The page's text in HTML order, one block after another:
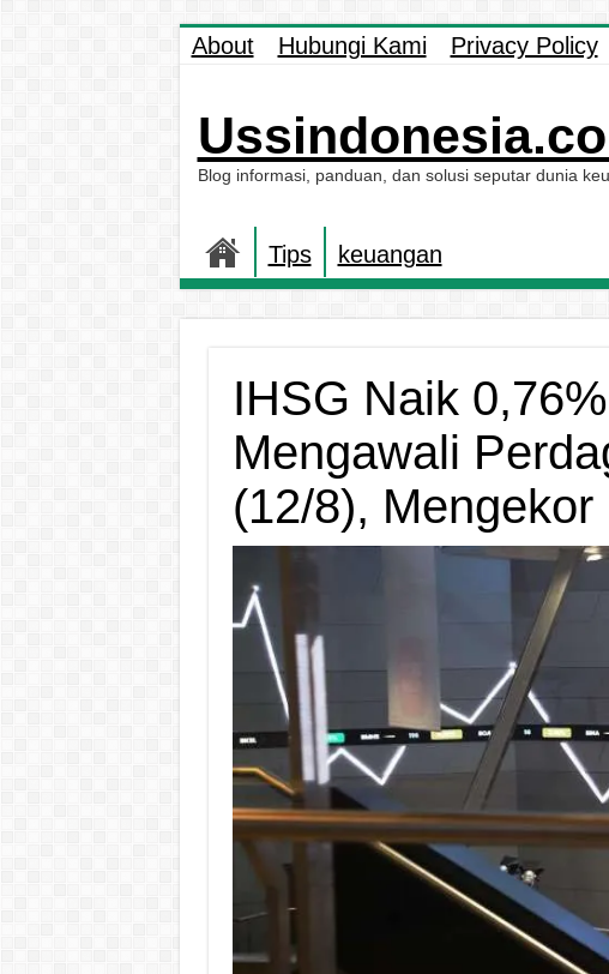
About Hubungi Kami Privacy Policy
Blog informasi, panduan, dan solusi seputar dunia
Tips keuangan
IHSG Naik
Mengawali
(12/8),